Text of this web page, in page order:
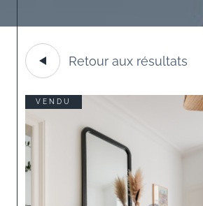
Retour aux résultats
VENDU